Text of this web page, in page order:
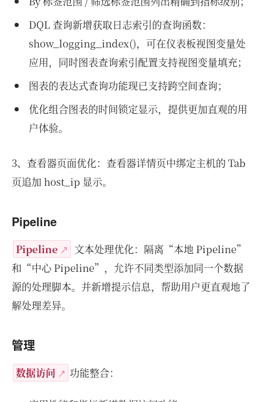
DQL 查询新增获取日志索引的查询函数：
show_logging_index()，可在仪表板视图变量处
应用，同时图表查询索引配置支持视图变量填充；
图表的表达式查询功能现已支持跨空间查询；
优化组合图表的时间锁定显示，提供更加直观的用
户体验。
3、查看器页面优化：查看器详情页中绑定主机的 Tab
页追加 host_ip 显示。
Pipeline
Pipeline
文本处理优化：隔离“本地 Pipeline”
和“中心 Pipeline”，允许不同类型添加同一个数据
源的处理脚本。并新增提示信息，帮助用户更直观地了
解处理差异。
管理
数据访问 功能整合：